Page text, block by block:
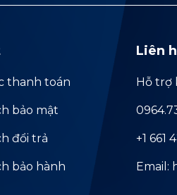
thanh toán
bảo mật
đổi trả
bảo hành
Liên
Hỗ trợ
+1 661
Email: